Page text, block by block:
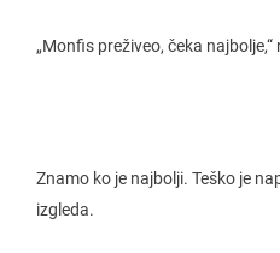
„Monfis preživeo, čeka
Znamo ko je najbolji. Teško je
izgleda.